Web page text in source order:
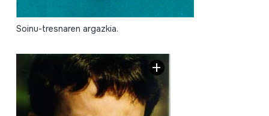
Soinu-tresnaren argazkia.